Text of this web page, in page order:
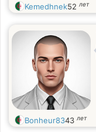
Kemedhnek52 лет
Bonheur8343 лет